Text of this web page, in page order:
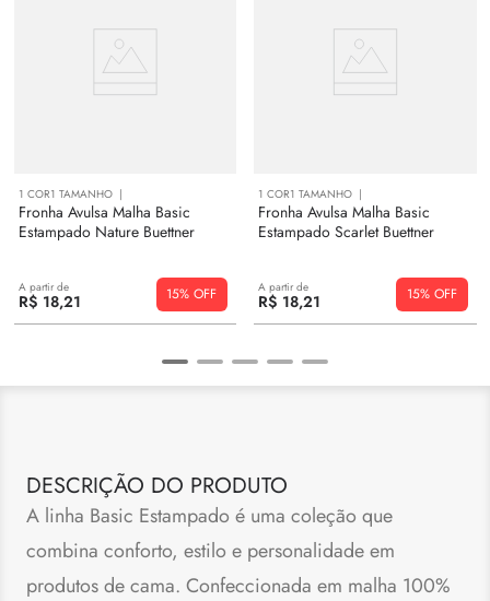
1 COR1 TAMANHO
Fronha Avulsa Malha Basic
Estampado Nature Buettner
A partir de
R$ 18,21 15%
1 COR1 TAMANHO
Fronha Avulsa Malha Basic
Estampado Scarlet Buettner
A partir de
R$ 18,21 15%
DESCRIÇÃO DO PRODUTO
A linha Basic Estampado é uma coleção que
combina conforto, estilo e personalidade em
produtos de cama. Confeccionada em malha 100%